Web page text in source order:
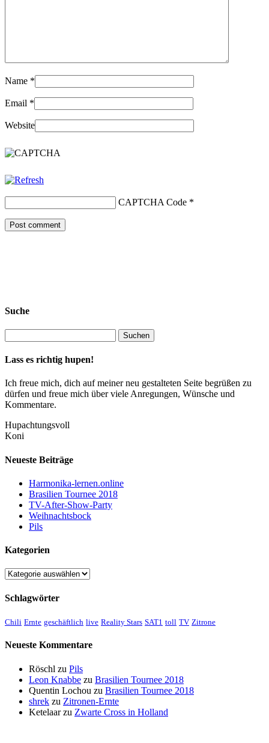
Name *
Email *
Website
CAPTCHA Code *
Suche
Lass es richtig hupen!
Ich freue mich, dich auf meiner neu gestalteten Seite begrüßen zu
dürfen und freue mich über viele Anregungen, Wünsche und
Kommentare.
Hupachtungsvoll
Koni
Neueste Beiträge
Harmonika-lernen.online
Brasilien Tournee 2018
TV-After-Show-Party
Weihnachtsbock
Pils
Kategorien
Kategorien
Schlagwörter
Chili Ernte geschäftlich live Reality Stars SAT1 toll TV Zitrone
Neueste Kommentare
Röschl zu Pils
Leon Knabbe zu Brasilien Tournee 2018
Quentin Lochou zu Brasilien Tournee 2018
shrek zu Zitronen-Ernte
Ketelaarzu Zwarte Cross in Holland